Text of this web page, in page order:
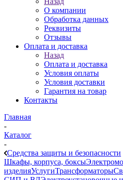
О компании
Обработка данных
Реквизиты
Отзывы
Оплата и доставка
Назад
Оплата и доставка
Условия оплаты
Условия доставки
Гарантия на товар
Контакты
Главная
-
Каталог
-
Средства защиты и безопасности
Шкафы, корпуса, боксы
изделияУслугиТрансформаторы